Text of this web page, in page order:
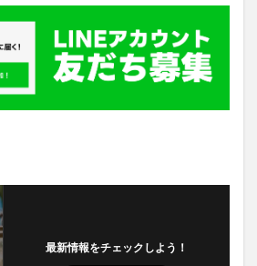
最新情報をチェックしよう！